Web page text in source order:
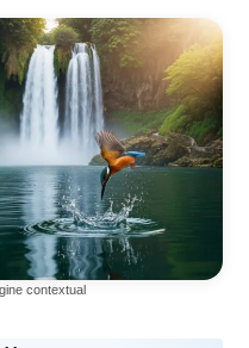
contextual